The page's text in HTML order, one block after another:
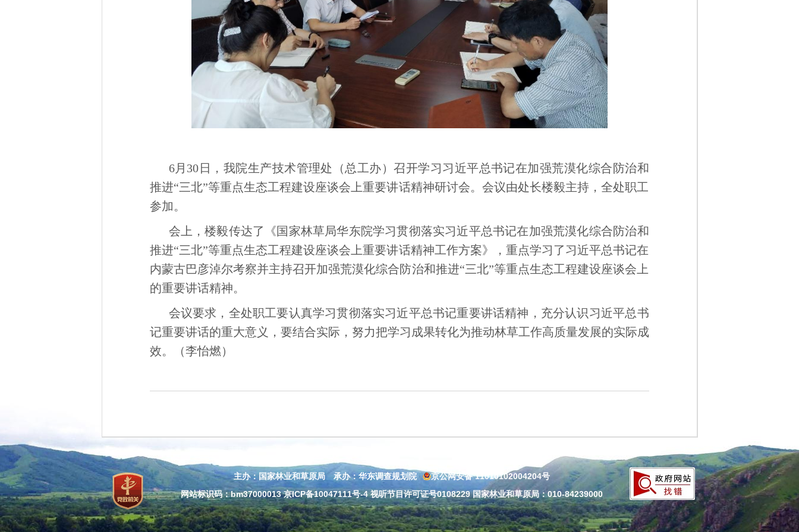
6月30日，我院生产技术管理处（总工办）召开学习习近平总书记在加强荒漠化综合防治和
推进“三北”等重点生态工程建设座谈会上重要讲话精神研讨会。会议由处长楼毅主持，全处职工
参加。
会上，楼毅传达了《国家林草局华东院学习贯彻落实习近平总书记在加强荒漠化综合防治和
推进“三北”等重点生态工程建设座谈会上重要讲话精神工作方案》，重点学习了习近平总书记在
内蒙古巴彦淖尔考察并主持召开加强荒漠化综合防治和推进“三北”等重点生态工程建设座谈会上
的重要讲话精神。
会议要求，全处职工要认真学习贯彻落实习近平总书记重要讲话精神，充分认识习近平总书
记重要讲话的重大意义，要结合实际，努力把学习成果转化为推动林草工作高质量发展的实际成
效。（李怡燃）
主办：国家林业和草原局 承办：华东调查规划院
京公网安备 11010102004204号
网站标识码：bm37000013京ICP备10047111号-4视听节目许可证号0108229 国家林业和草原局：010-84239000